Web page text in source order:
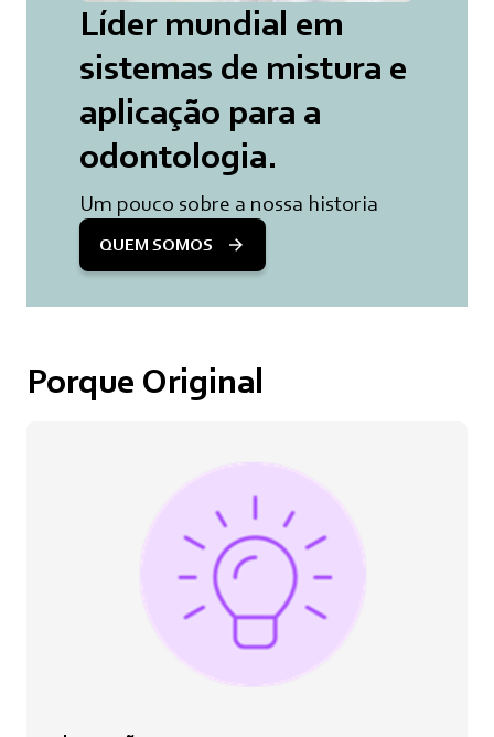
Líder mundial em
sistemas de mistura e
aplicação para a
odontologia.
Um pouco sobre a nossa historia
QUEM SOMOS
Porque Original